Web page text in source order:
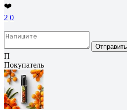
❤️
2 0
Отправить
П
Покупатель